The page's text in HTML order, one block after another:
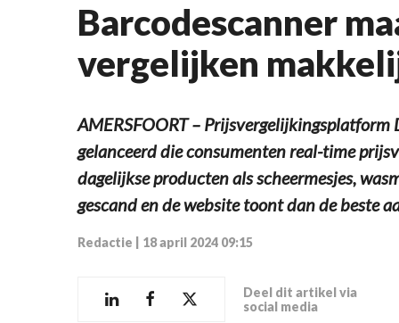
Barcodescanner
vergelijken
AMERSFOORT – Prijsvergelijkingsplatform
gelanceerd die consumenten real-time
dagelijkse producten als scheermesjes,
gescand en de website toont dan de beste
Redactie 18 april 2024 09:15
Deel dit artikel via
social media